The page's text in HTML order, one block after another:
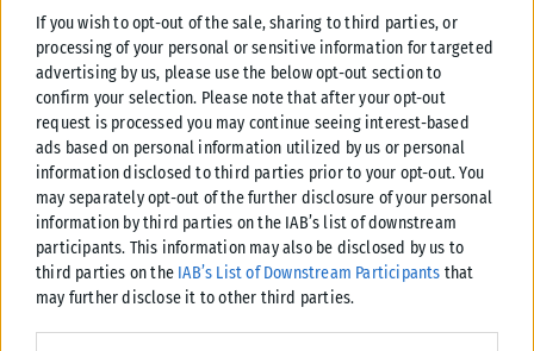
If you wish to opt-out of the sale, sharing to third parties, or
processing of your personal or sensitive information for targeted
advertising by us, please use the below opt-out section to
confirm your selection. Please note that after your opt-out
request is processed you may continue seeing interest-based
ads based on personal information utilized by us or personal
information disclosed to third parties prior to your opt-out. You
may separately opt-out of the further disclosure of your personal
information by third parties on the IAB’s list of downstream
participants. This information may also be disclosed by us to
third parties on the IAB’s List of Downstream Participants that
may further disclose it to other third parties.
Please note that this website/app uses one or more Google
Σαουδική Αραβία: Η αμυντική συμφωνία με Τουρκία και
Πακιστάν δεν αφορά πυρηνικές φιλοδοξίες
Σαουδάραβας αξιωματούχος διαβεβαίωσε ότι η αμυντική συμφωνία με
Τουρκία και Πακιστάν δεν συνδέεται με πυρηνικές φιλοδοξίες ούτε
απειλεί χώρες της...
ΑΝΑΡΤΉΘΗΚΕ ΑΠΌKARFITSANEWS 07/08/2026